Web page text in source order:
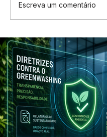
Escreva um comentário